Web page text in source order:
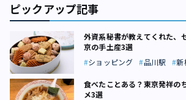
ピックアップ記事
外資系秘書が教えてくれた、
京の手土産3選
ショッピング
品川駅 新
食べたことある？東京発祥の
メ3選